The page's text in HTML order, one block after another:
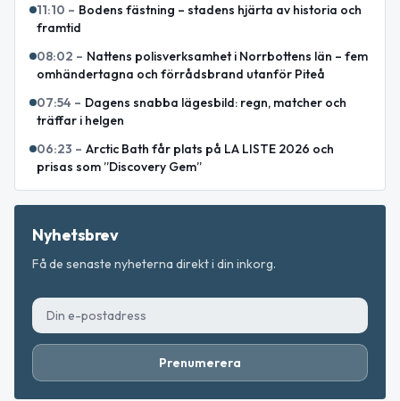
11:10 – Bodens fästning – stadens hjärta av historia och
framtid
08:02 – Nattens polisverksamhet i Norrbottens län – fem
omhändertagna och förrådsbrand utanför Piteå
07:54 – Dagens snabba lägesbild: regn, matcher och
träffar i helgen
06:23 – Arctic Bath får plats på LA LISTE 2026 och
prisas som ”Discovery Gem”
Nyhetsbrev
Få de senaste nyheterna direkt i din inkorg.
Prenumerera